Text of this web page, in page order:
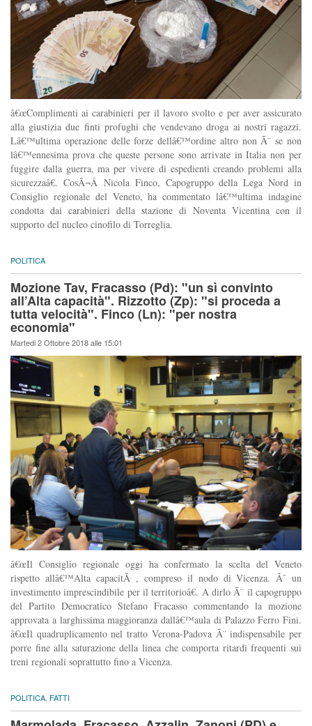
â€œComplimenti ai carabinieri per il lavoro svolto e per aver assicurato
alla giustizia due finti profughi che vendevano droga ai nostri ragazzi.
Lâ€™ultima operazione delle forze dellâ€™ordine altro non Ã¨ se non
lâ€™ennesima prova che queste persone sono arrivate in Italia non per
fuggire dalla guerra, ma per vivere di espedienti creando problemi alla
sicurezzaâ€. CosÃ¬Â Nicola Finco, Capogruppo della Lega Nord in
Consiglio regionale del Veneto, ha commentato lâ€™ultima indagine
condotta dai carabinieri della stazione di Noventa Vicentina con il
supporto del nucleo cinofilo di Torreglia.
POLITICA
Mozione Tav, Fracasso (Pd): "un sì convinto
all’Alta capacità". Rizzotto (Zp): "si proceda a
tutta velocità". Finco (Ln): "per nostra
economia"
Martedi 2 Ottobre 2018 alle 15:01
â€œIl Consiglio regionale oggi ha confermato la scelta del Veneto
rispetto allâ€™Alta capacitÃ , compreso il nodo di Vicenza. Ãˆ un
investimento imprescindibile per il territorioâ€. A dirlo Ã¨ il capogruppo
del Partito Democratico Stefano Fracasso commentando la mozione
approvata a larghissima maggioranza dallâ€™aula di Palazzo Ferro Fini.
â€œIl quadruplicamento nel tratto Verona-Padova Ã¨ indispensabile per
porre fine alla saturazione della linea che comporta ritardi frequenti sui
treni regionali soprattutto fino a Vicenza.
POLITICA FATTI